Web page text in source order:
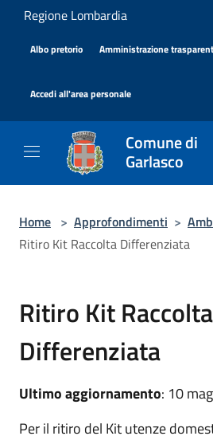
Salta al contenuto principale
Regione Lombardia
Albo pretorio Amministrazione
Accedi all'area personale
Comune di
Garlasco
Home > Approfondimenti >
Ritiro Kit Raccolta Differenziata
Ritiro Kit Raccolta
Differenziata
Ultimo aggiornamento: 10
Per il ritiro del Kit utenze